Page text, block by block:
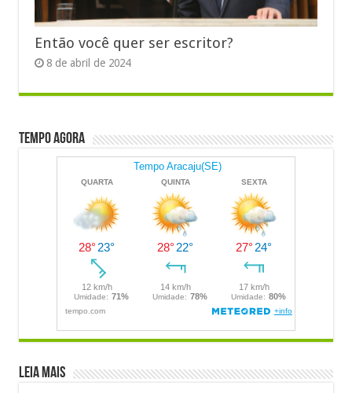
Então você quer ser escritor?
8 de abril de 2024
Tempo Agora
LEIA MAIS